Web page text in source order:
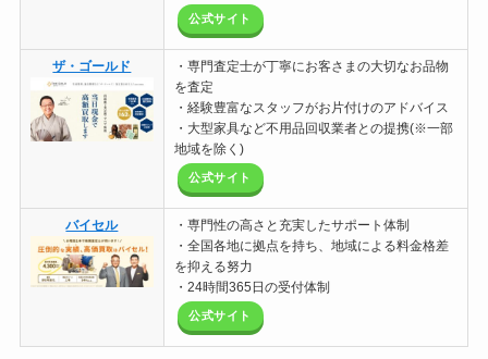
公式サイト
ザ・ゴールド
・専門査定士が丁寧にお客さまの大切なお品物
を査定
・経験豊富なスタッフがお片付けのアドバイス
・大型家具など不用品回収業者との提携(※一部
地域を除く)
公式サイト
バイセル
・専門性の高さと充実したサポート体制
・全国各地に拠点を持ち、地域による料金格差
を抑える努力
・24時間365日の受付体制
公式サイト